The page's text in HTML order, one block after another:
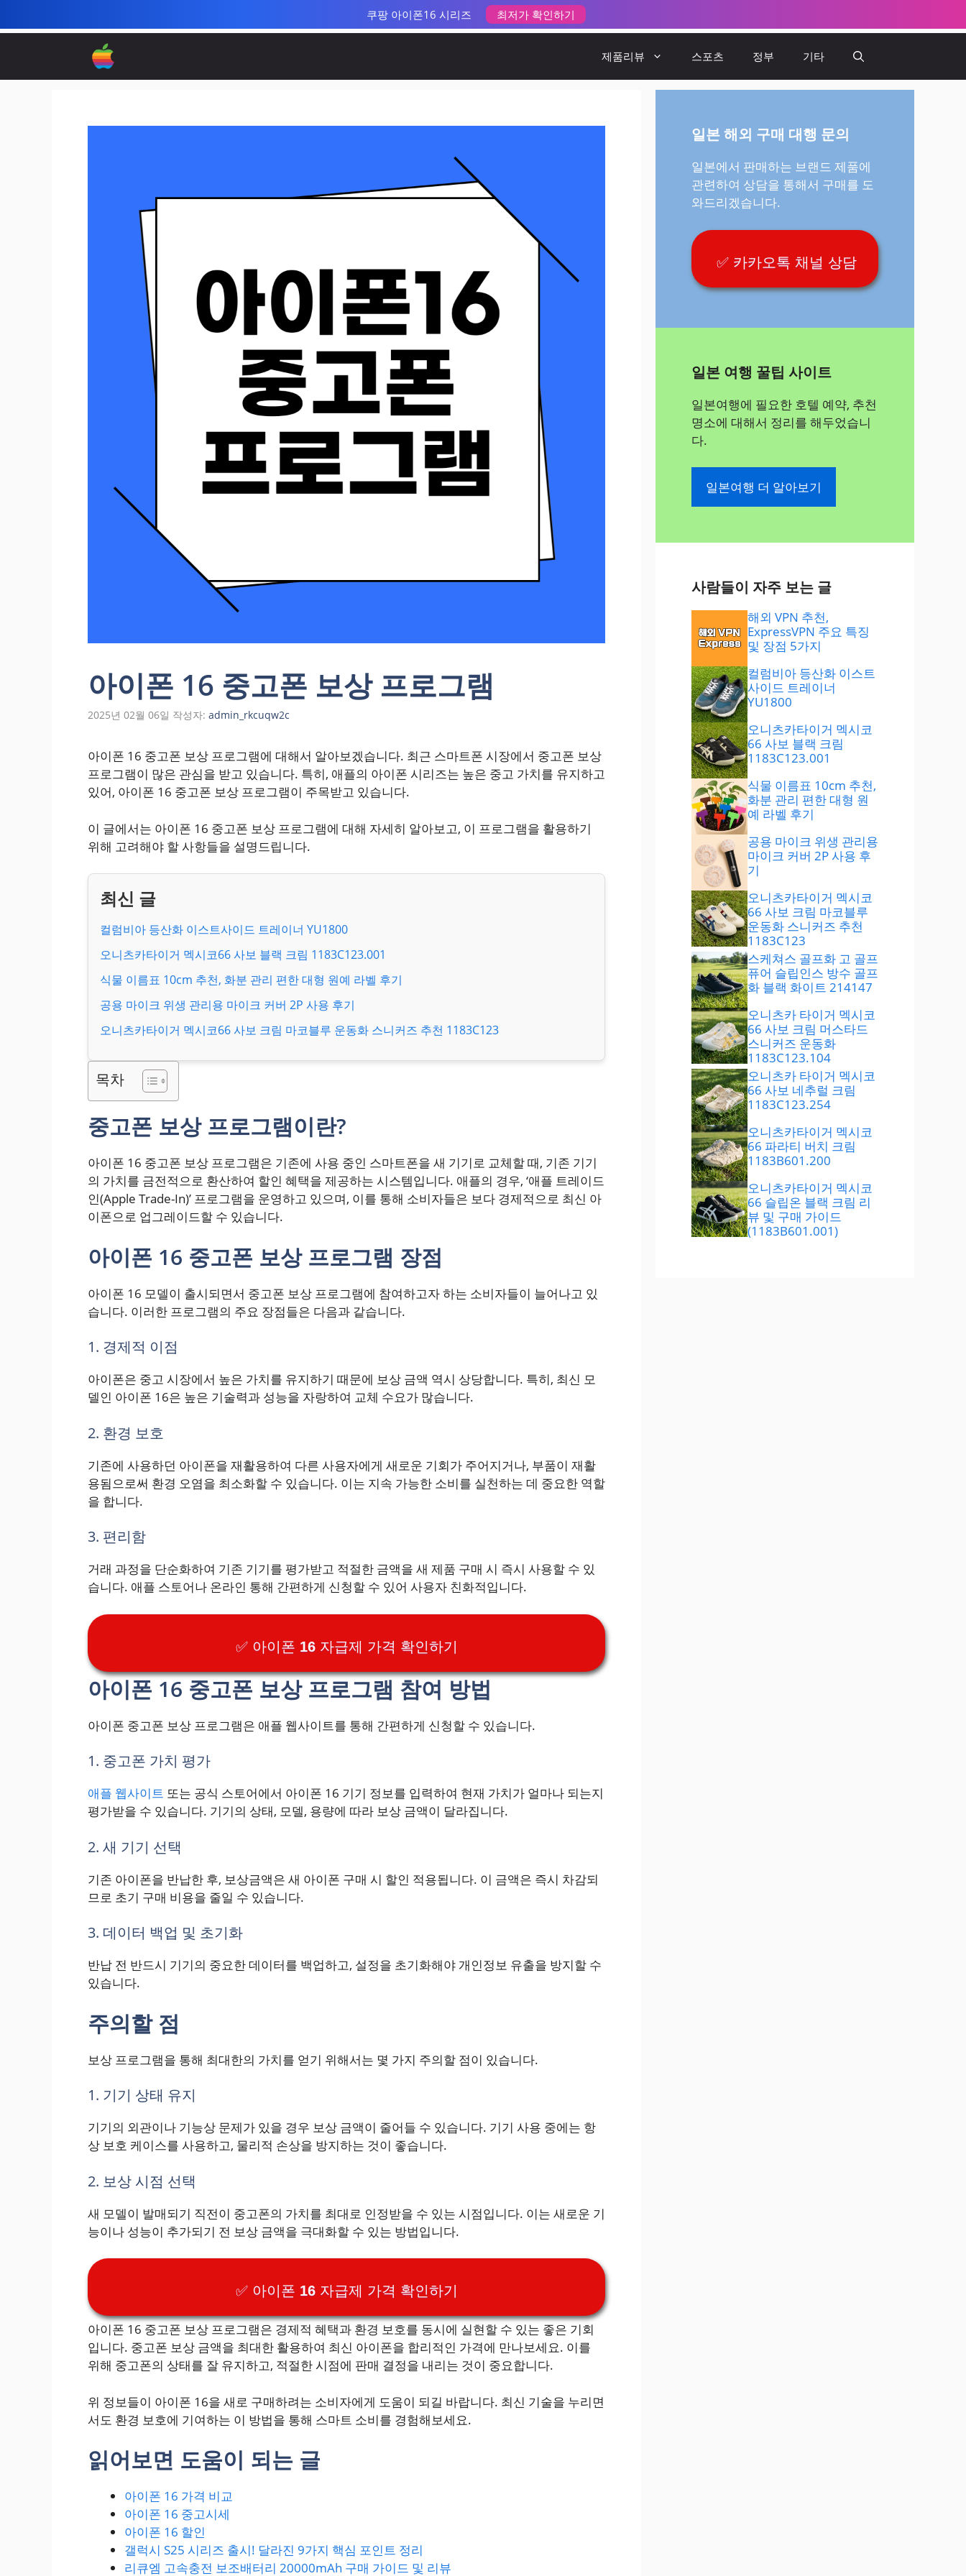
쿠팡 아이폰16 시리즈 최저가 확인하기
컨
제품리뷰 스포츠 정부 기타
아이폰 16 중고폰 보상 프로그램
2025년 02월 06일 작성자: admin_rkcuqw2c
아이폰 16 중고폰 보상 프로그램에 대해서 알아보겠습니다. 최근 스마트폰 시장에서 중고폰 보상
프로그램이 많은 관심을 받고 있습니다. 특히, 애플의 아이폰 시리즈는 높은 중고 가치를 유지하고
있어, 아이폰 16 중고폰 보상 프로그램이 주목받고 있습니다.
이 글에서는 아이폰 16 중고폰 보상 프로그램에 대해 자세히 알아보고, 이 프로그램을 활용하기
위해 고려해야 할 사항들을 설명드립니다.
컬럼비아 등산화 이스트사이드 트레이너 YU1800
오니츠카타이거 멕시코66 사보 블랙 크림 1183C123.001
식물 이름표 10cm 추천, 화분 관리 편한 대형 원예 라벨 후기
공용 마이크 위생 관리용 마이크 커버 2P 사용 후기
오니츠카타이거 멕시코66 사보 크림 마코블루 운동화 스니커즈 추천 1183C123
목차
중고폰 보상 프로그램이란?
아이폰 16 중고폰 보상 프로그램은 기존에 사용 중인 스마트폰을 새 기기로 교체할 때, 기존 기기
의 가치를 금전적으로 환산하여 할인 혜택을 제공하는 시스템입니다. 애플의 경우, ‘애플 트레이드
인(Apple Trade-In)’ 프로그램을 운영하고 있으며, 이를 통해 소비자들은 보다 경제적으로 최신 아
이폰으로 업그레이드할 수 있습니다.
아이폰 16 중고폰 보상 프로그램 장점
아이폰 16 모델이 출시되면서 중고폰 보상 프로그램에 참여하고자 하는 소비자들이 늘어나고 있
습니다. 이러한 프로그램의 주요 장점들은 다음과 같습니다.
1. 경제적 이점
아이폰은 중고 시장에서 높은 가치를 유지하기 때문에 보상 금액 역시 상당합니다. 특히, 최신 모
델인 아이폰 16은 높은 기술력과 성능을 자랑하여 교체 수요가 많습니다.
2. 환경 보호
기존에 사용하던 아이폰을 재활용하여 다른 사용자에게 새로운 기회가 주어지거나, 부품이 재활
용됨으로써 환경 오염을 최소화할 수 있습니다. 이는 지속 가능한 소비를 실천하는 데 중요한 역할
을 합니다.
3. 편리함
거래 과정을 단순화하여 기존 기기를 평가받고 적절한 금액을 새 제품 구매 시 즉시 사용할 수 있
습니다. 애플 스토어나 온라인 통해 간편하게 신청할 수 있어 사용자 친화적입니다.
✅ 아이폰 16 자급제 가격 확인하기
아이폰 16 중고폰 보상 프로그램 참여 방법
아이폰 중고폰 보상 프로그램은 애플 웹사이트를 통해 간편하게 신청할 수 있습니다.
1. 중고폰 가치 평가
애플 웹사이트 또는 공식 스토어에서 아이폰 16 기기 정보를 입력하여 현재 가치가 얼마나 되는지
평가받을 수 있습니다. 기기의 상태, 모델, 용량에 따라 보상 금액이 달라집니다.
2. 새 기기 선택
기존 아이폰을 반납한 후, 보상금액은 새 아이폰 구매 시 할인 적용됩니다. 이 금액은 즉시 차감되
므로 초기 구매 비용을 줄일 수 있습니다.
3. 데이터 백업 및 초기화
반납 전 반드시 기기의 중요한 데이터를 백업하고, 설정을 초기화해야 개인정보 유출을 방지할 수
있습니다.
주의할 점
보상 프로그램을 통해 최대한의 가치를 얻기 위해서는 몇 가지 주의할 점이 있습니다.
1. 기기 상태 유지
기기의 외관이나 기능상 문제가 있을 경우 보상 금액이 줄어들 수 있습니다. 기기 사용 중에는 항
상 보호 케이스를 사용하고, 물리적 손상을 방지하는 것이 좋습니다.
2. 보상 시점 선택
새 모델이 발매되기 직전이 중고폰의 가치를 최대로 인정받을 수 있는 시점입니다. 이는 새로운 기
능이나 성능이 추가되기 전 보상 금액을 극대화할 수 있는 방법입니다.
✅ 아이폰 16 자급제 가격 확인하기
아이폰 16 중고폰 보상 프로그램은 경제적 혜택과 환경 보호를 동시에 실현할 수 있는 좋은 기회
입니다. 중고폰 보상 금액을 최대한 활용하여 최신 아이폰을 합리적인 가격에 만나보세요. 이를
위해 중고폰의 상태를 잘 유지하고, 적절한 시점에 판매 결정을 내리는 것이 중요합니다.
위 정보들이 아이폰 16을 새로 구매하려는 소비자에게 도움이 되길 바랍니다. 최신 기술을 누리면
서도 환경 보호에 기여하는 이 방법을 통해 스마트 소비를 경험해보세요.
읽어보면 도움이 되는 글
아이폰 16 가격 비교
아이폰 16 중고시세
아이폰 16 할인
갤럭시 S25 시리즈 출시! 달라진 9가지 핵심 포인트 정리
리큐엠 고속충전 보조배터리 20000mAh 구매 가이드 및 리뷰
일본 해외 구매 대행 문의
일본에서 판매하는 브랜드 제품에
관련하여 상담을 통해서 구매를 도
와드리겠습니다.
✅ 카카오톡 채널 상담
일본 여행 꿀팁 사이트
일본여행에 필요한 호텔 예약, 추천
명소에 대해서 정리를 해두었습니
다.
일본여행 더 알아보기
사람들이 자주 보는 글
해외 VPN 추천,
ExpressVPN 주요 특징
및 장점 5가지
컬럼비아 등산화 이스트
사이드 트레이너
YU1800
오니츠카타이거 멕시코
66 사보 블랙 크림
1183C123.001
식물 이름표 10cm 추천,
화분 관리 편한 대형 원
예 라벨 후기
공용 마이크 위생 관리용
마이크 커버 2P 사용 후
기
오니츠카타이거 멕시코
66 사보 크림 마코블루
운동화 스니커즈 추천
1183C123
스케쳐스 골프화 고 골프
퓨어 슬립인스 방수 골프
화 블랙 화이트 214147
오니츠카 타이거 멕시코
66 사보 크림 머스타드
스니커즈 운동화
1183C123.104
오니츠카 타이거 멕시코
66 사보 네추럴 크림
1183C123.254
오니츠카타이거 멕시코
66 파라티 버치 크림
1183B601.200
오니츠카타이거 멕시코
66 슬립온 블랙 크림 리
뷰 및 구매 가이드
(1183B601.001)